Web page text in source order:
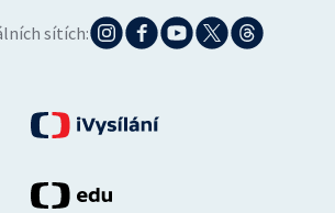
sítích: